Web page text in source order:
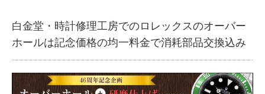
白金堂・時計修理工房でのロレックスのオーバー
ホールは記念価格の均一料金で消耗部品交換込み